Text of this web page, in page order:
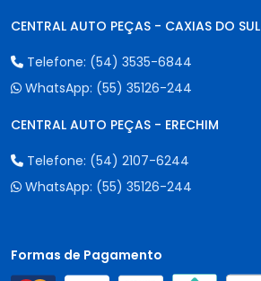
CENTRAL AUTO PEÇAS - CAXIAS DO SUL
Telefone: (54) 3535-6844
WhatsApp: (55) 35126-244
CENTRAL AUTO PEÇAS - ERECHIM
Telefone: (54) 2107-6244
WhatsApp: (55) 35126-244
Formas de Pagamento